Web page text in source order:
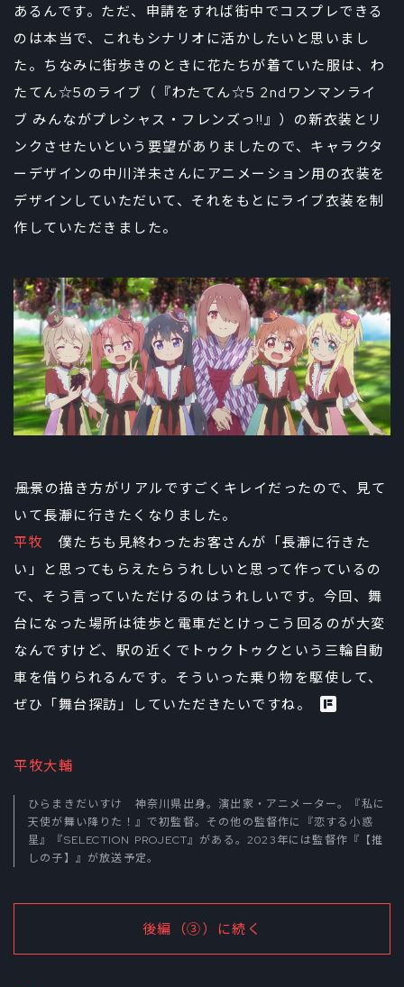
あるんです。ただ、申請をすれば街中でコスプレできる
のは本当で、これもシナリオに活かしたいと思いまし
た。ちなみに街歩きのときに花たちが着ていた服は、わ
たてん☆5のライブ（『わたてん☆5 2ndワンマンライ
ブ みんながプレシャス・フレンズっ!!』）の新衣装とリ
ンクさせたいという要望がありましたので、キャラクタ
ーデザインの中川洋未さんにアニメーション用の衣装を
デザインしていただいて、それをもとにライブ衣装を制
作していただきました。
――風景の描き方がリアルですごくキレイだったので、見て
いて長瀞に行きたくなりました。
平牧 僕たちも見終わったお客さんが「長瀞に行きた
い」と思ってもらえたらうれしいと思って作っているの
で、そう言っていただけるのはうれしいです。今回、舞
台になった場所は徒歩と電車だとけっこう回るのが大変
なんですけど、駅の近くでトゥクトゥクという三輪自動
車を借りられるんです。そういった乗り物を駆使して、
ぜひ「舞台探訪」していただきたいですね。
平牧大輔
ひらまきだいすけ 神奈川県出身。演出家・アニメーター。『私に
天使が舞い降りた！』で初監督。その他の監督作に『恋する小惑
星』『SELECTION PROJECT』がある。2023年には監督作『【推
しの子】』が放送予定。
後編（③）に続く